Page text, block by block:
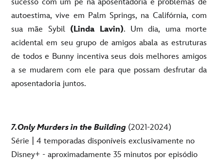
autoestima, vive em Palm Springs, na Califórnia, com
sua mãe Sybil (Linda Lavin). Um dia, uma morte
acidental em seu grupo de amigos abala as estruturas
de todos e Bunny incentiva seus dois melhores amigos
a se mudarem com ele para que possam desfrutar da
aposentadoria juntos.
7.Only Murders in the Building (2021-2024)
Série | 4 temporadas disponíveis exclusivamente no
Disney+ - aproximadamente 35 minutos por episódio